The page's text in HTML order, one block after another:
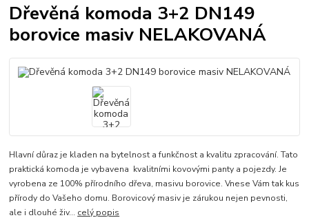
Dřevěná komoda 3+2 DN149
borovice masiv NELAKOVANÁ
Hlavní důraz je kladen na bytelnost a funkčnost a kvalitu zpracování. Tato
praktická komoda je vybavena kvalitními kovovými panty a pojezdy. Je
vyrobena ze 100% přírodního dřeva, masivu borovice. Vnese Vám tak kus
přírody do Vašeho domu. Borovicový masiv je zárukou nejen pevnosti,
ale i dlouhé živ... celý popis